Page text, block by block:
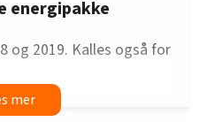
energipakke
og 2019. Kalles også for
blant annet: